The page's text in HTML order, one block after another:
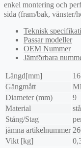
enkel montering och
sida (fram/bak, vänster/
Teknisk
Passar modeller
OEM Nummer
Jämförbara
Längd[mm]
Gängmått
Diameter (mm)
9
Material
Stång/Stag
jämna artikelnummer
Vikt [kg]